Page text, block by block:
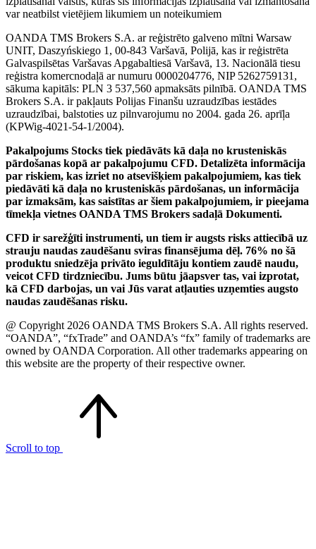
var neatbilst vietējiem likumiem un noteikumiem
OANDA TMS Brokers S.A. ar reģistrēto galveno mītni Warsaw
UNIT, Daszyńskiego 1, 00-843 Varšavā, Polijā, kas ir reģistrēta
Galvaspilsētas Varšavas Apgabaltiesā Varšavā, 13. Nacionālā tiesu
reģistra komercnodaļā ar numuru 0000204776, NIP 5262759131,
sākuma kapitāls: PLN 3 537,560 apmaksāts pilnībā. OANDA TMS
Brokers S.A. ir pakļauts Polijas Finanšu uzraudzības iestādes
uzraudzībai, balstoties uz pilnvarojumu no 2004. gada 26. aprīļa
(KPWig-4021-54-1/2004).
Pakalpojums Stocks tiek piedāvāts kā daļa no krusteniskās
pārdošanas kopā ar pakalpojumu CFD. Detalizēta informācija
par riskiem, kas izriet no atsevišķiem pakalpojumiem, kas tiek
piedāvāti kā daļa no krusteniskās pārdošanas, un informācija
par izmaksām, kas saistītas ar šiem pakalpojumiem, ir pieejama
tīmekļa vietnes OANDA TMS Brokers sadaļā Dokumenti.
CFD ir sarežģīti instrumenti, un tiem ir augsts risks attiecībā uz
strauju naudas zaudēšanu sviras finansējuma dēļ. 76% no šā
produktu sniedzēja privāto ieguldītāju kontiem zaudē naudu,
veicot CFD tirdzniecību. Jums būtu jāapsver tas, vai izprotat,
kā CFD darbojas, un vai Jūs varat atļauties uzņemties augsto
naudas zaudēšanas risku.
@ Copyright 2026 OANDA TMS Brokers S.A. All rights reserved.
“OANDA”, “fxTrade” and OANDA’s “fx” family of trademarks are
owned by OANDA Corporation. All other trademarks appearing on
this website are the property of their respective owner.
Scroll to top